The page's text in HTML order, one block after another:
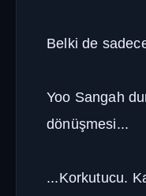
Belki de
Yoo Sangah
dönüşmesi...
...Korkutucu.